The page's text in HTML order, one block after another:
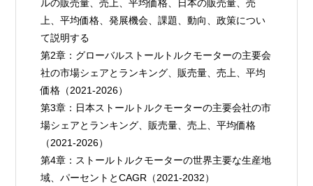
ルの販売量、売上、平均価格、日本の販売量、売
上、平均価格、発展機会、課題、動向、政策につい
て説明する
第2章：グローバルストールトルクモーターの主要会
社の市場シェアとランキング、販売量、売上、平均
価格（2021-2026）
第3章：日本ストールトルクモーターの主要会社の市
場シェアとランキング、販売量、売上、平均価格
（2021-2026）
第4章：ストールトルクモーターの世界主要な生産地
域、パーセントとCAGR（2021-2032）